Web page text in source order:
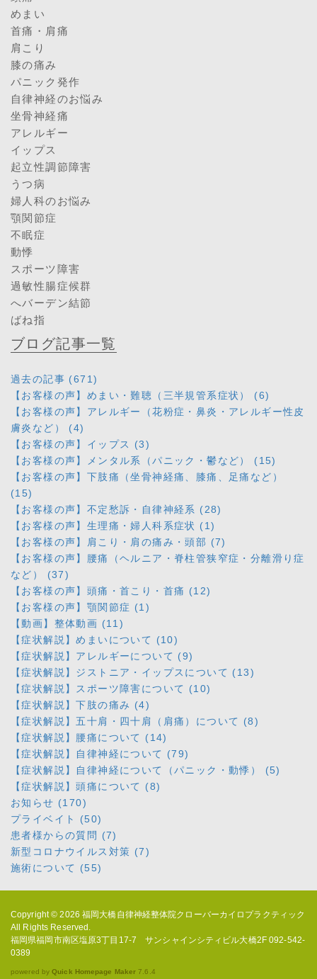
めまい
首痛・肩痛
肩こり
膝の痛み
パニック発作
自律神経のお悩み
坐骨神経痛
アレルギー
イップス
起立性調節障害
うつ病
婦人科のお悩み
顎関節症
不眠症
動悸
スポーツ障害
過敏性腸症候群
へバーデン結節
ばね指
ブログ記事一覧
過去の記事 (671)
【お客様の声】めまい・難聴（三半規管系症状） (6)
【お客様の声】アレルギー（花粉症・鼻炎・アレルギー性皮
膚炎など） (4)
【お客様の声】イップス (3)
【お客様の声】メンタル系（パニック・鬱など） (15)
【お客様の声】下肢痛（坐骨神経痛、膝痛、足痛など）
(15)
【お客様の声】不定愁訴・自律神経系 (28)
【お客様の声】生理痛・婦人科系症状 (1)
【お客様の声】肩こり・肩の痛み・頭部 (7)
【お客様の声】腰痛（ヘルニア・脊柱管狭窄症・分離滑り症
など） (37)
【お客様の声】頭痛・首こり・首痛 (12)
【お客様の声】顎関節症 (1)
【動画】整体動画 (11)
【症状解説】めまいについて (10)
【症状解説】アレルギーについて (9)
【症状解説】ジストニア・イップスについて (13)
【症状解説】スポーツ障害について (10)
【症状解説】下肢の痛み (4)
【症状解説】五十肩・四十肩（肩痛）について (8)
【症状解説】腰痛について (14)
【症状解説】自律神経について (79)
【症状解説】自律神経について（パニック・動悸） (5)
【症状解説】頭痛について (8)
お知らせ (170)
プライベイト (50)
患者様からの質問 (7)
新型コロナウイルス対策 (7)
施術について (55)
Copyright © 2026福岡大橋自律神経整体院クローバーカイロプラクティック
All Rights Reserved.
福岡県福岡市南区塩原3丁目17-7 サンシャインシティビル大橋2F 092-542-
0389
powered byQuick Homepage Maker 7.6.4